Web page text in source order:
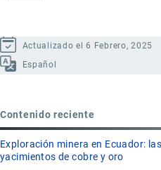
Actualizado el 6 Febrero, 2025
Español
Contenido reciente
Exploración minera en Ecuador:
yacimientos de cobre y oro